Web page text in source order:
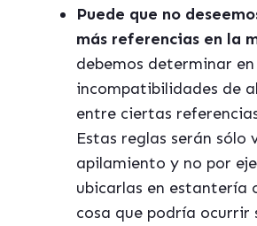
Puede que no
más referencias en la
debemos determinar en
incompatibilidades de
entre ciertas
Estas reglas serán sólo
apilamiento y no por
ubicarlas en estantería
cosa que podría ocurrir